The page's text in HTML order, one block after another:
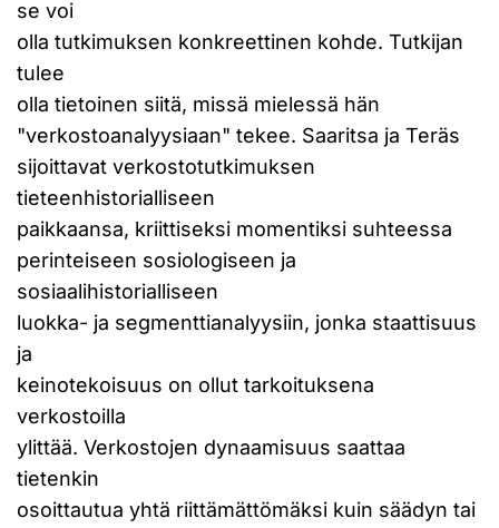
se voi
olla tutkimuksen konkreettinen kohde. Tutkijan
tulee
olla tietoinen siitä, missä mielessä hän
"verkostoanalyysiaan" tekee. Saaritsa ja Teräs
sijoittavat verkostotutkimuksen
tieteenhistorialliseen
paikkaansa, kriittiseksi momentiksi suhteessa
perinteiseen sosiologiseen ja
sosiaalihistorialliseen
luokka- ja segmenttianalyysiin, jonka staattisuus
ja
keinotekoisuus on ollut tarkoituksena
verkostoilla
ylittää. Verkostojen dynaamisuus saattaa
tietenkin
osoittautua yhtä riittämättömäksi kuin säädyn tai